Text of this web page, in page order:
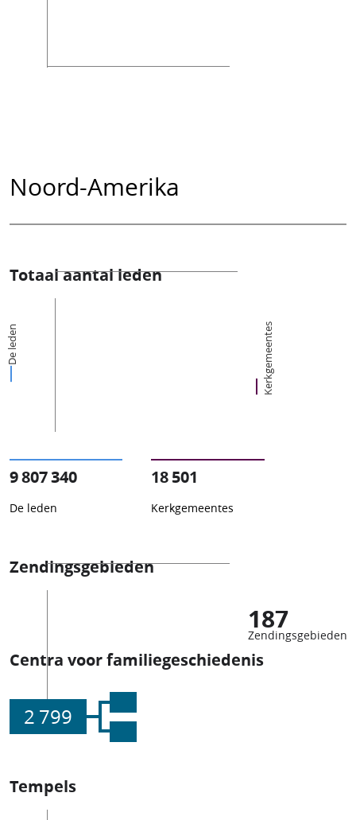
Noord-Amerika
Totaal aantal leden
De leden Kerkgemeentes
9 807 340
De leden
18 501
Kerkgemeentes
Zendingsgebieden
187
Zendingsgebieden
Centra voor familiegeschiedenis
2 799
Tempels